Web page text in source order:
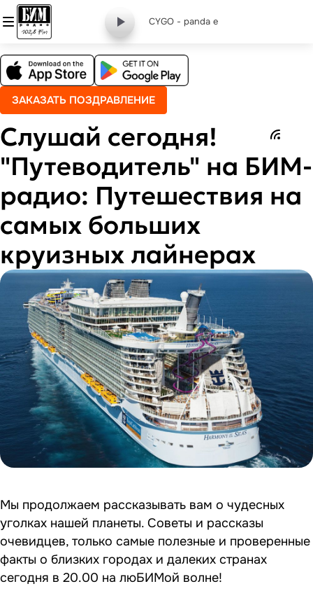
CYGO - panda e
ЗАКАЗАТЬ ПОЗДРАВЛЕНИЕ
Слушай сегодня!
"Путеводитель" на БИМ-
радио: Путешествия на
самых больших
круизных лайнерах
Мы продолжаем рассказывать вам о чудесных
уголках нашей планеты. Советы и рассказы
очевидцев, только самые полезные и проверенные
факты о близких городах и далеких странах
сегодня в 20.00 на люБИМой волне!